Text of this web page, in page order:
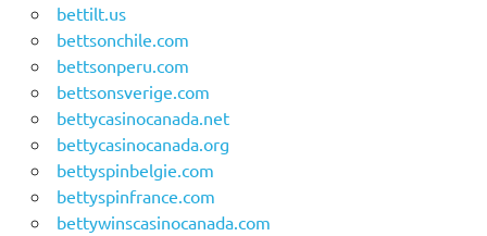
bettilt.us
bettsonchile.com
bettsonperu.com
bettsonsverige.com
bettycasinocanada.net
bettycasinocanada.org
bettyspinbelgie.com
bettyspinfrance.com
bettywinscasinocanada.com